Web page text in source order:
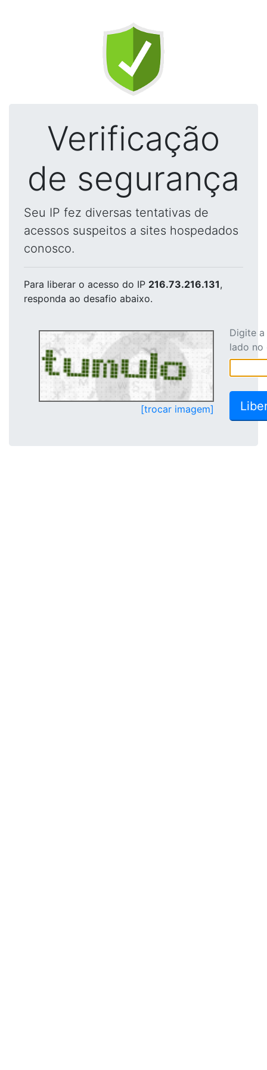
Verificação
de segurança
Seu IP fez diversas tentativas de
acessos suspeitos a sites hospedados
conosco.
Para liberar o acesso do IP 216.73.216.131,
responda ao desafio abaixo.
[trocar imagem]
Digite
lado no